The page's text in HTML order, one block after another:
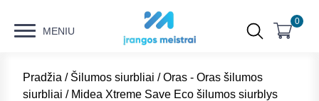
MENIU
0
Pradžia / Šilumos siurbliai /Oras - Oras šilumos
siurbliai / Midea Xtreme Save Eco šilumos siurblys